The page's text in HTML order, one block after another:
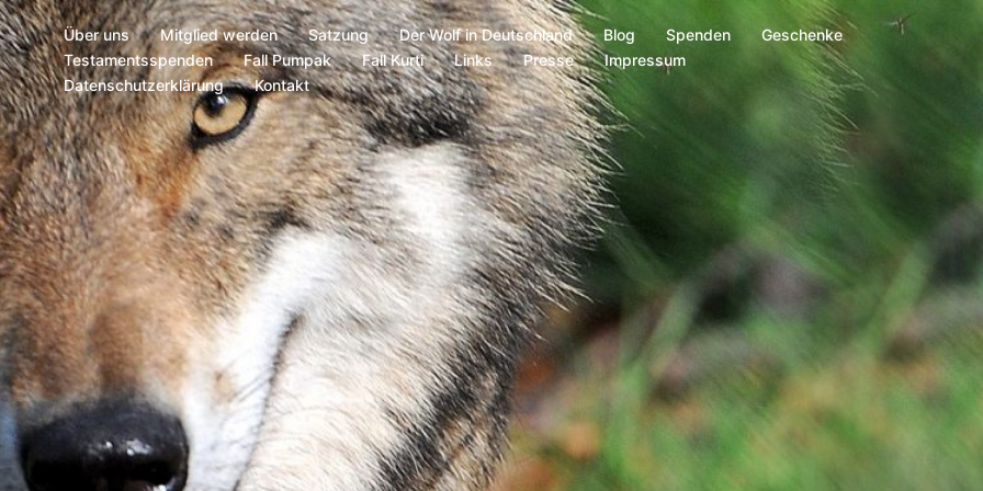
Über uns Mitglied werden Satzung Der Wolf in Deutschland Blog Spenden
Geschenke
Testamentsspenden
Fall Pumpak Fall Kurti Links Presse
Impressum
Datenschutzerklärung
Kontakt